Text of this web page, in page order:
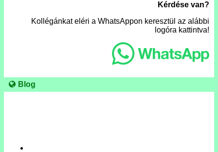
Kérdése van?
Kollégánkat eléri a WhatsAppon keresztül az alábbi
logóra kattintva!
Blog